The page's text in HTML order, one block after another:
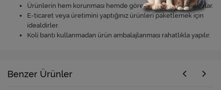
Ürünlerin hem korunması hemde göreselliğine katkı sağlarlar.
E-ticaret veya üretimini yaptığınız ürünleri paketlemek için
idealdirler.
Koli bantı kullanmadan ürün ambalajlanması rahatlıkla yapılır.
Benzer Ürünler